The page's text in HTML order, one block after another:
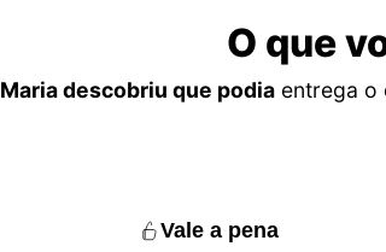
O que
Maria descobriu que podia entrega o
Vale a pena